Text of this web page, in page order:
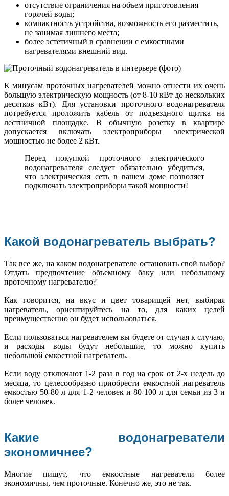
отсутствие ограничения на объем приготовления
горячей воды;
компактность устройства, возможность его разместить,
не занимая лишнего места;
более эстетичный в сравнении с емкостными
нагревателями внешний вид.
К минусам проточных нагревателей можно отнести их очень
большую электрическую мощность (от 8-10 кВт до нескольких
десятков кВт). Для установки проточного водонагревателя
потребуется проложить кабель от подъездного щитка на
лестничной площадке. В обычную розетку в квартире
допускается включать электроприборы электрической
мощностью не более 2 кВт.
Перед покупкой проточного электрического
водонагревателя следует обязательно убедиться,
что электрическая сеть в вашем доме позволяет
подключать электроприборы такой мощности!
Какой водонагреватель выбрать?
Так все же, на каком водонагревателе остановить свой выбор?
Отдать предпочтение объемному баку или небольшому
проточному нагревателю?
Как говорится, на вкус и цвет товарищей нет, выбирая
нагреватель, ориентируйтесь на то, для каких целей
преимущественно он будет использоваться.
Если пользоваться нагревателем вы будете от случая к случаю,
и расходы воды будут небольшие, то можно купить
небольшой емкостной нагреватель.
Если воду отключают 1-2 раза в год на срок от 2-х недель до
месяца, то целесообразно приобрести емкостной нагреватель
емкостью 50-80 л для 1-2 человек и 80-100 л для семьи из 3 и
более человек.
Какие водонагреватели
экономичнее?
Многие пишут, что емкостные нагреватели более
экономичны, чем проточные. Конечно же, это не так.